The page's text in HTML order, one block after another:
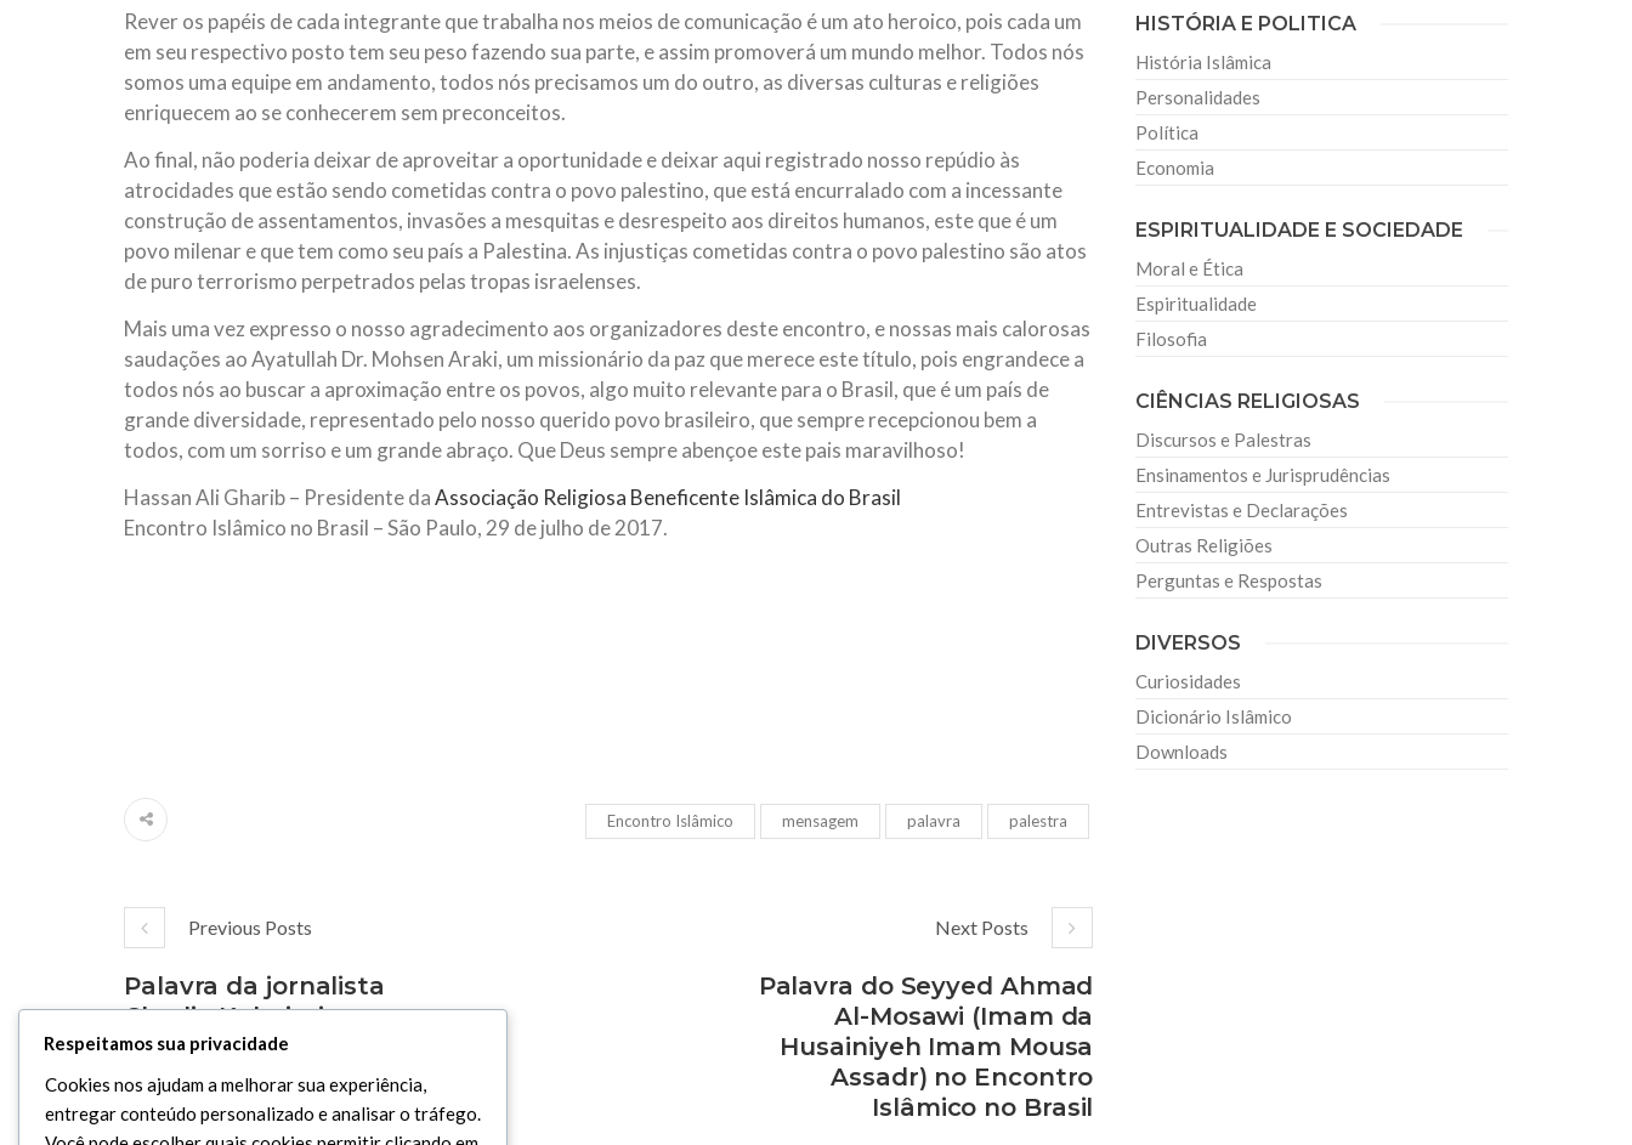
Rever os papéis de cada integrante que trabalha nos meios de comunicação é um ato heroico, pois cada um
em seu respectivo posto tem seu peso fazendo sua parte, e assim promoverá um mundo melhor. Todos nós
somos uma equipe em andamento, todos nós precisamos um do outro, as diversas culturas e religiões
enriquecem ao se conhecerem sem preconceitos.
Ao final, não poderia deixar de aproveitar a oportunidade e deixar aqui registrado nosso repúdio às
atrocidades que estão sendo cometidas contra o povo palestino, que está encurralado com a incessante
construção de assentamentos, invasões a mesquitas e desrespeito aos direitos humanos, este que é um
povo milenar e que tem como seu país a Palestina. As injustiças cometidas contra o povo palestino são atos
de puro terrorismo perpetrados pelas tropas israelenses.
Mais uma vez expresso o nosso agradecimento aos organizadores deste encontro, e nossas mais calorosas
saudações ao Ayatullah Dr. Mohsen Araki, um missionário da paz que merece este título, pois engrandece a
todos nós ao buscar a aproximação entre os povos, algo muito relevante para o Brasil, que é um país de
grande diversidade, representado pelo nosso querido povo brasileiro, que sempre recepcionou bem a
todos, com um sorriso e um grande abraço. Que Deus sempre abençoe este pais maravilhoso!
Hassan Ali Gharib – Presidente daAssociação Religiosa Beneficente Islâmica do Brasil
Encontro Islâmico no Brasil – São Paulo, 29 de julho de 2017.
Encontro Islâmico mensagem palavra palestra
Previous Posts
Palavra da jornalista
Chadia Kobeissi no
Encontro Islâmico no Brasil
Next Posts
Palavra do Seyyed Ahmad
Al-Mosawi (Imam da
Husainiyeh Imam Mousa
Assadr) no Encontro
Islâmico no Brasil
HISTÓRIA E POLITICA
História Islâmica
Personalidades
Política
Economia
ESPIRITUALIDADE E SOCIEDADE
Moral e Ética
Espiritualidade
Filosofia
CIÊNCIAS RELIGIOSAS
Discursos e Palestras
Ensinamentos e Jurisprudências
Entrevistas e Declarações
Outras Religiões
Perguntas e Respostas
DIVERSOS
Curiosidades
Dicionário Islâmico
Downloads
Respeitamos sua privacidade
Cookies nos ajudam a melhorar sua experiência,
entregar conteúdo personalizado e analisar o tráfego.